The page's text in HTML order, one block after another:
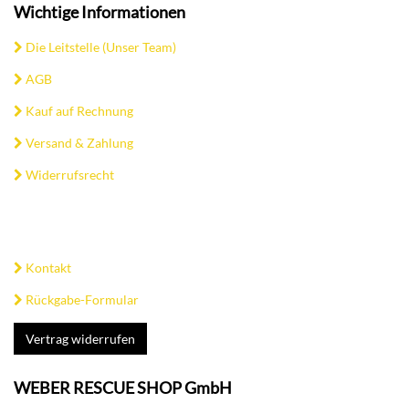
Wichtige Informationen
Die Leitstelle (Unser Team)
AGB
Kauf auf Rechnung
Versand & Zahlung
Widerrufsrecht
Kontakt
Rückgabe-Formular
Vertrag widerrufen
WEBER RESCUE SHOP GmbH